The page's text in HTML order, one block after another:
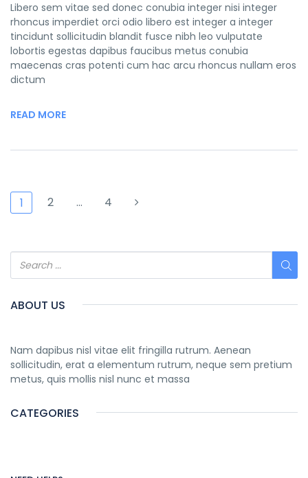
Libero sem vitae sed donec conubia integer nisi integer
rhoncus imperdiet orci odio libero est integer a integer
tincidunt sollicitudin blandit fusce nibh leo vulputate
lobortis egestas dapibus faucibus metus conubia
maecenas cras potenti cum hac arcu rhoncus nullam eros
dictum
READ MORE
1 2 … 4
ABOUT US
Nam dapibus nisl vitae elit fringilla rutrum. Aenean
sollicitudin, erat a elementum rutrum, neque sem pretium
metus, quis mollis nisl nunc et massa
CATEGORIES